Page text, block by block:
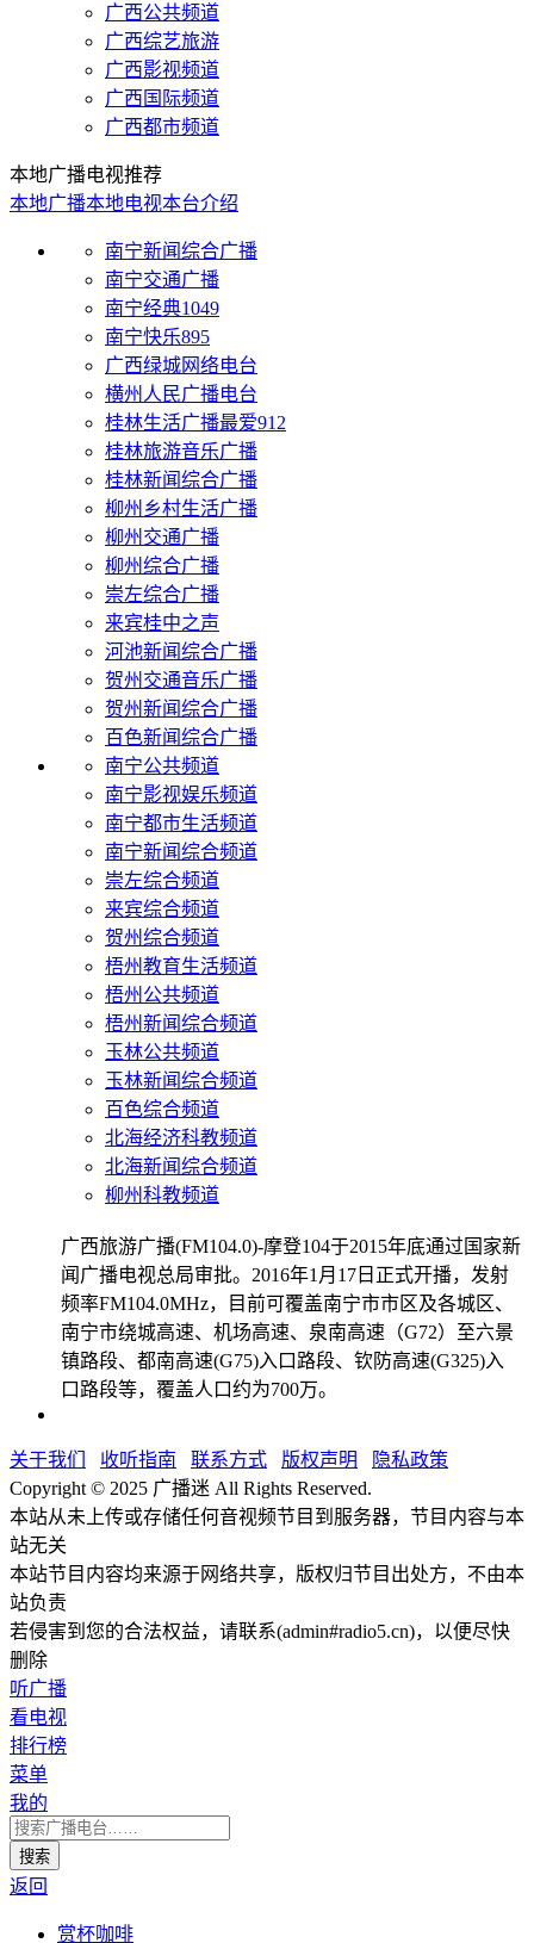
广西公共频道
广西综艺旅游
广西影视频道
广西国际频道
广西都市频道
本地广播电视推荐
本地广播本地电视本台介绍
南宁新闻综合广播
南宁交通广播
南宁经典1049
南宁快乐895
广西绿城网络电台
横州人民广播电台
桂林生活广播最爱912
桂林旅游音乐广播
桂林新闻综合广播
柳州乡村生活广播
柳州交通广播
柳州综合广播
崇左综合广播
来宾桂中之声
河池新闻综合广播
贺州交通音乐广播
贺州新闻综合广播
百色新闻综合广播
南宁公共频道
南宁影视娱乐频道
南宁都市生活频道
南宁新闻综合频道
崇左综合频道
来宾综合频道
贺州综合频道
梧州教育生活频道
梧州公共频道
梧州新闻综合频道
玉林公共频道
玉林新闻综合频道
百色综合频道
北海经济科教频道
北海新闻综合频道
柳州科教频道
广西旅游广播(FM104.0)-摩登104于2015年底通过国家新
闻广播电视总局审批。2016年1月17日正式开播，发射
频率FM104.0MHz，目前可覆盖南宁市市区及各城区、
南宁市绕城高速、机场高速、泉南高速（G72）至六景
镇路段、都南高速(G75)入口路段、钦防高速(G325)入
口路段等，覆盖人口约为700万。
关于我们 收听指南 联系方式 版权声明
隐私政策
Copyright © 2025 广播迷 All Rights Reserved.
本站从未上传或存储任何音视频节目到服务器，节目内容与本
站无关
本站节目内容均来源于网络共享，版权归节目出处方，不由本
站负责
若侵害到您的合法权益，请联系(admin#radio5.cn)，以便尽快
删除
听广播
看电视
排行榜
菜单
我的
返回
赏杯咖啡